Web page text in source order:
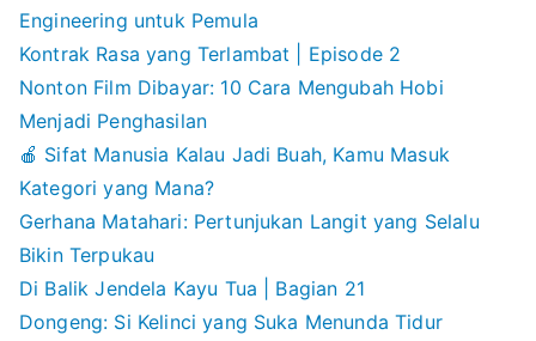
Engineering untuk Pemula
Kontrak Rasa yang Terlambat | Episode 2
Nonton Film Dibayar: 10 Cara Mengubah Hobi
Menjadi Penghasilan
🍎 Sifat Manusia Kalau Jadi Buah, Kamu Masuk
Kategori yang Mana?
Gerhana Matahari: Pertunjukan Langit yang Selalu
Bikin Terpukau
Di Balik Jendela Kayu Tua | Bagian 21
Dongeng: Si Kelinci yang Suka Menunda Tidur